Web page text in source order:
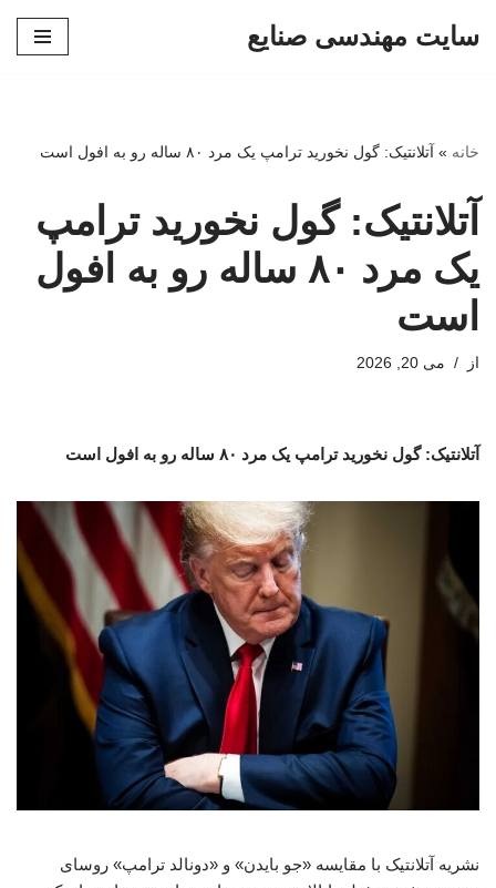
سایت مهندسی صنایع
خانه » آتلانتیک: گول نخورید ترامپ یک مرد ۸۰ ساله رو به افول است
آتلانتیک: گول نخورید ترامپ
یک مرد ۸۰ ساله رو به افول
است
از می 20, 2026
آتلانتیک: گول نخورید ترامپ یک مرد ۸۰ ساله رو به افول است
نشریه آتلانتیک با مقایسه «جو بایدن» و «دونالد ترامپ» روسای